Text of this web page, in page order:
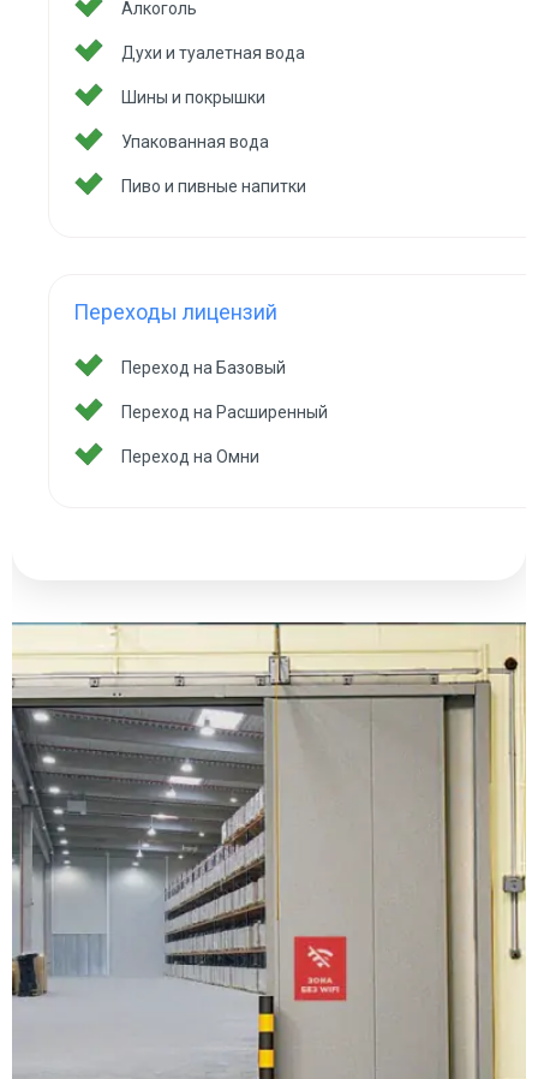
Алкоголь
Духи и туалетная вода
Шины и покрышки
Упакованная вода
Пиво и пивные напитки
Переходы лицензий
Переход на Базовый
Переход на Расширенный
Переход на Омни